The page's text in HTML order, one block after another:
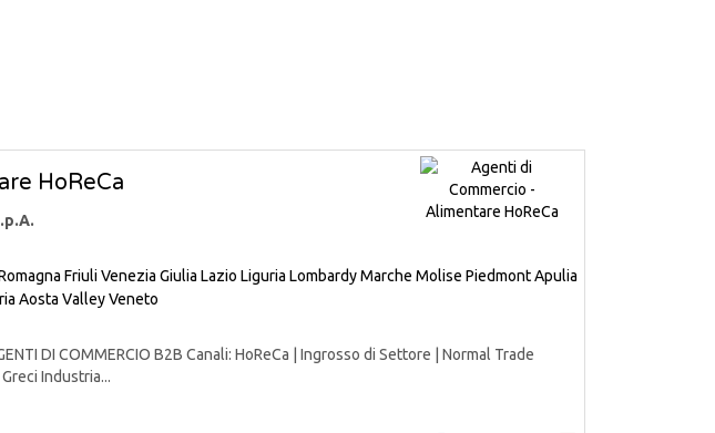
HoReCa
Friuli Venezia Giulia Lazio Liguria LombardyMarche Molise PiedmontApulia
Aosta ValleyVeneto
DI COMMERCIO B2B Canali: HoReCa | Ingrosso di Settore | Normal Trade
Industria...